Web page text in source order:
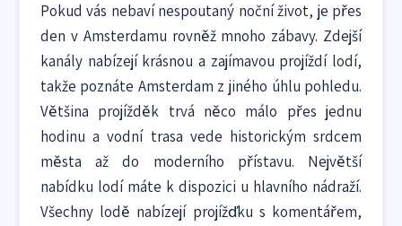
Pokud vás nebaví nespoutaný noční život, je přes
den v Amsterdamu rovněž mnoho zábavy. Zdejší
kanály nabízejí krásnou a zajímavou projíždí lodí,
takže poznáte Amsterdam z jiného úhlu pohledu.
Většina projížděk trvá něco málo přes jednu
hodinu a vodní trasa vede historickým srdcem
města až do moderního přístavu. Největší
nabídku lodí máte k dispozici u hlavního nádraží.
Všechny lodě nabízejí projížďku s komentářem,